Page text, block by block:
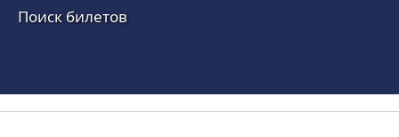
Поиск билетов